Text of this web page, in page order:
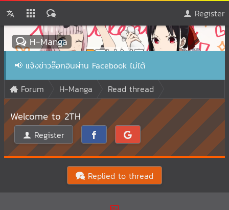
Register
H-Manga
📢 แจ้งข่าวล๊อกอินผ่าน Facebook ไม่ได้
Forum
H-Manga Read thread
Welcome to 2TH
Register
Replied to thread